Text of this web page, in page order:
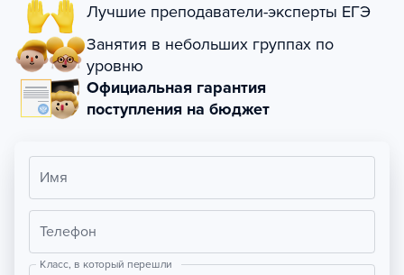
Лучшие преподаватели-эксперты ЕГЭ
Занятия в небольших группах по
уровню
Официальная гарантия
поступления на бюджет
Имя
Телефон
Класс, в который перешли